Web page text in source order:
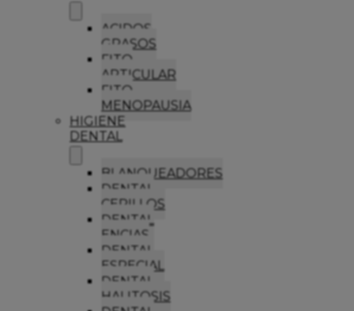
ACIDOS
GRASOS
FITO
ARTICULAR
FITO
MENOPAUSIA
HIGIENE
DENTAL
BLANQUEADORES
DENTAL
CEPILLOS
DENTAL
ENCIAS
DENTAL
ESPECIAL
DENTAL
HALITOSIS